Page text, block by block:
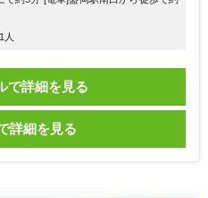
人
で詳細を見る
詳細を見る